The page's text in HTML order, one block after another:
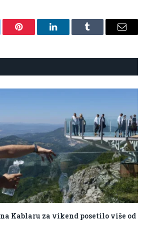
Pinterest LinkedInTumblr Email
Kablaru za vikend posetilo više od